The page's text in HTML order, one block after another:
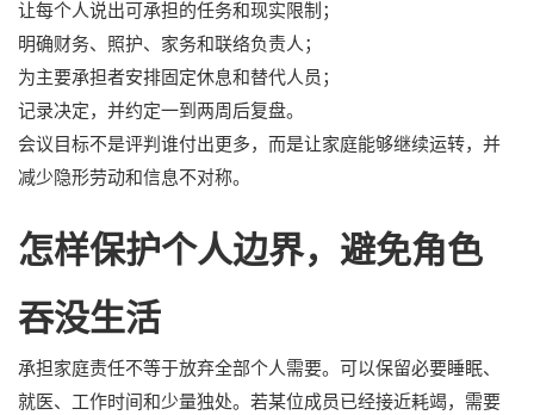
让每个人说出可承担的任务和现实限制；
明确财务、照护、家务和联络负责人；
为主要承担者安排固定休息和替代人员；
记录决定，并约定一到两周后复盘。
会议目标不是评判谁付出更多，而是让家庭能够继续运转，并
减少隐形劳动和信息不对称。
怎样保护个人边界，避免角色
吞没生活
承担家庭责任不等于放弃全部个人需要。可以保留必要睡眠、
就医、工作时间和少量独处。若某位成员已经接近耗竭，需要